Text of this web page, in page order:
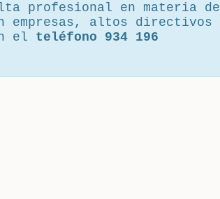
profesional en materia de
empresas, altos directivos
el teléfono 934 196